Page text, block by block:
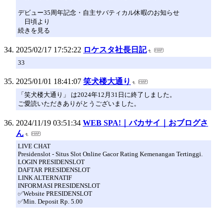
デビュー35周年記念・自主サバティカル休暇のお知らせ
日頃より
続きを見る
2025/02/17 17:52:22 ロケスタ社長日記
33
2025/01/01 18:41:07 笑犬楼大通り
「笑犬楼大通り」 は2024年12月31日に終了しました。
ご愛読いただきありがとうございました。
2024/11/19 03:51:34 WEB SPA!｜バカサイ｜おブログさ
ん
LIVE CHAT
Presidenslot - Situs Slot Online Gacor Rating Kemenangan Tertinggi.
LOGIN PRESIDENSLOT
DAFTAR PRESIDENSLOT
LINK ALTERNATIF
INFORMASI PRESIDENSLOT
✅Website PRESIDENSLOT
✅Min. Deposit Rp. 5.00